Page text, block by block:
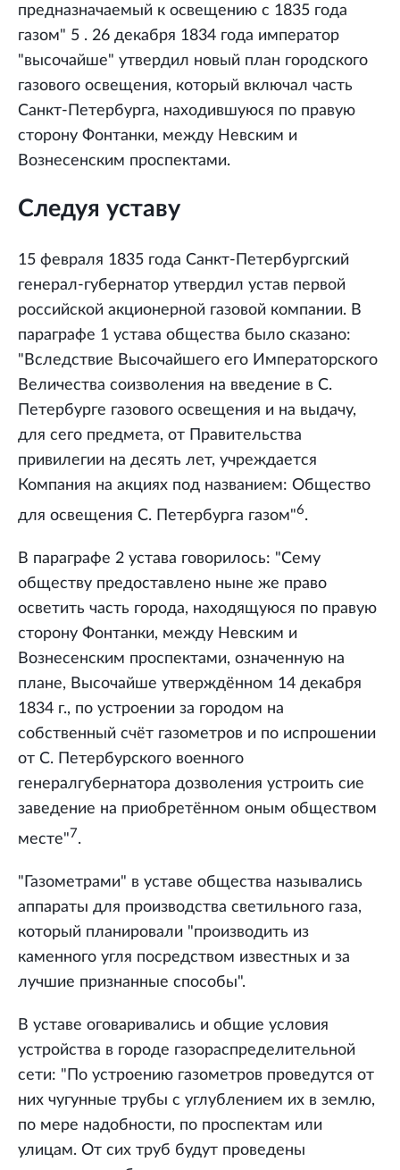
предназначаемый к освещению с 1835 года
газом" 5 . 26 декабря 1834 года император
"высочайше" утвердил новый план городского
газового освещения, который включал часть
Санкт-Петербурга, находившуюся по правую
сторону Фонтанки, между Невским и
Вознесенским проспектами.
Следуя уставу
15 февраля 1835 года Санкт-Петербургский
генерал-губернатор утвердил устав первой
российской акционерной газовой компании. В
параграфе 1 устава общества было сказано:
"Вследствие Высочайшего его Императорского
Величества соизволения на введение в С.
Петербурге газового освещения и на выдачу,
для сего предмета, от Правительства
привилегии на десять лет, учреждается
Компания на акциях под названием: Общество
для освещения С. Петербурга газом"6.
В параграфе 2 устава говорилось: "Сему
обществу предоставлено ныне же право
осветить часть города, находящуюся по правую
сторону Фонтанки, между Невским и
Вознесенским проспектами, означенную на
плане, Высочайше утверждённом 14 декабря
1834 г., по устроении за городом на
собственный счёт газометров и по испрошении
от С. Петербурского военного
генералгубернатора дозволения устроить сие
заведение на приобретённом оным обществом
месте"7.
"Газометрами" в уставе общества назывались
аппараты для производства светильного газа,
который планировали "производить из
каменного угля посредством известных и за
лучшие признанные способы".
В уставе оговаривались и общие условия
устройства в городе газораспределительной
сети: "По устроению газометров проведутся от
них чугунные трубы с углублением их в землю,
по мере надобности, по проспектам или
улицам. От сих труб будут проведены